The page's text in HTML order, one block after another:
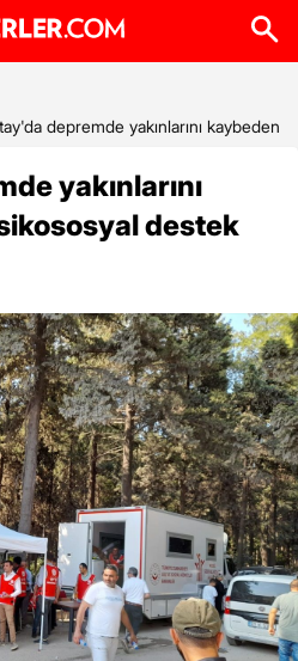
depremde yakınlarını
yakınlarını
destek